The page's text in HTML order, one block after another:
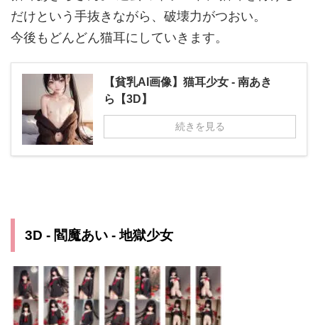
だけという手抜きながら、破壊力がつおい。
今後もどんどん猫耳にしていきます。
【貧乳AI画像】猫耳少女 - 南あき
ら【3D】
続きを見る
3D - 閻魔あい - 地獄少女